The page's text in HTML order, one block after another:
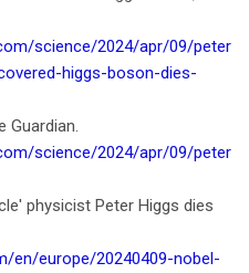
science/2024/apr/09/peter
higgs-boson-dies-
Guardian.
science/2024/apr/09/peter
physicist Peter Higgs dies
en/europe/20240409-nobel-